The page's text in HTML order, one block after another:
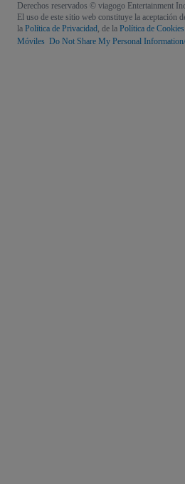
Derechos reservados © viagogo Entertainment
El uso de este sitio web constituye la aceptación
la Política de Privacidad, de la Política de Cookies
Móviles Do Not Share My Personal